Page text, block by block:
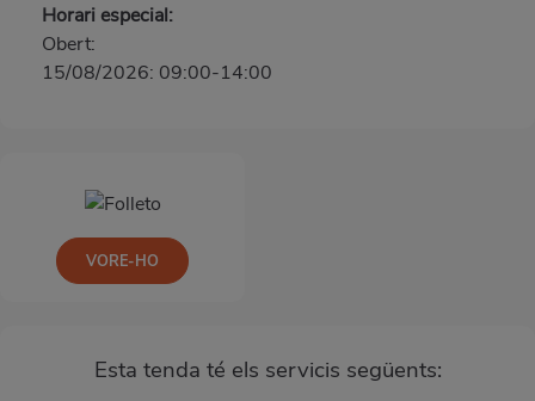
Horari especial:
Obert:
15/08/2026: 09:00-14:00
Esta tenda té els servicis següents:
VORE-HO